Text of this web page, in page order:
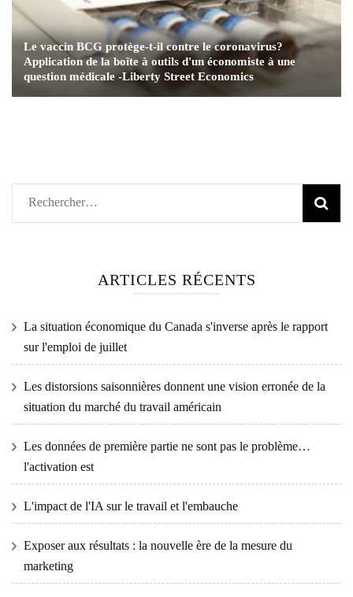
Le vaccin BCG protège-t-il contre le coronavirus?
Application de la boîte à outils d'un économiste à une
question médicale -Liberty Street Economics
Rechercher :
ARTICLES RÉCENTS
La situation économique du Canada s'inverse après le rapport
sur l'emploi de juillet
Les distorsions saisonnières donnent une vision erronée de la
situation du marché du travail américain
Les données de première partie ne sont pas le problème…
l'activation est
L'impact de l'IA sur le travail et l'embauche
Exposer aux résultats : la nouvelle ère de la mesure du
marketing